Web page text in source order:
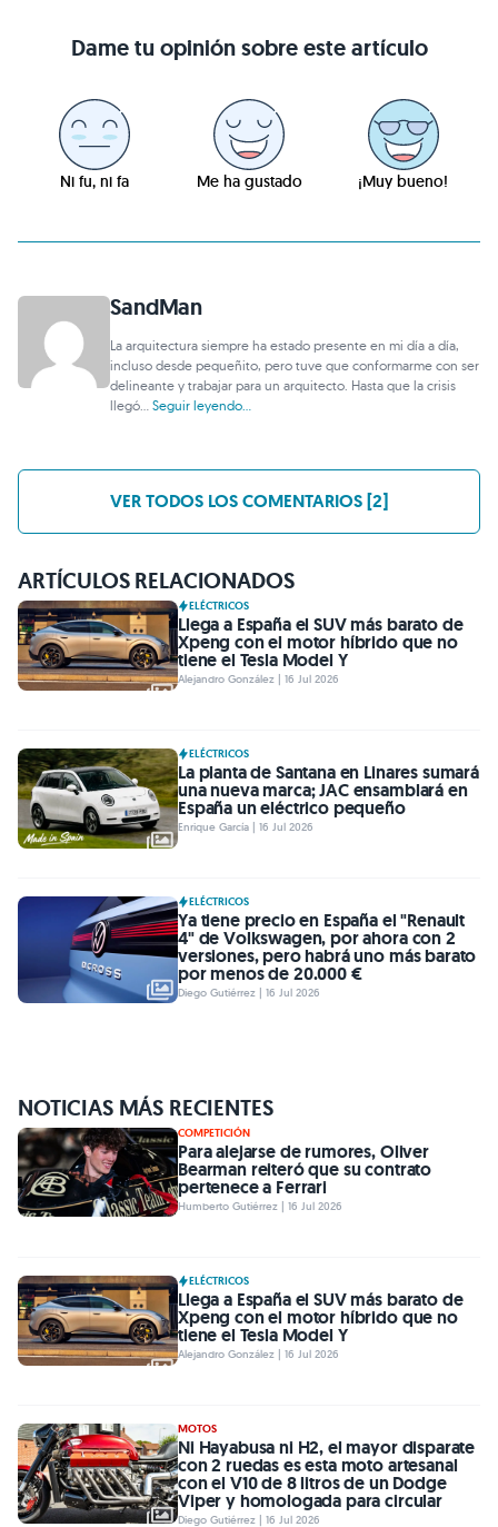
Dame tu opinión sobre este artículo
Ni fu, ni fa Me ha gustado ¡Muy bueno!
SandMan
La arquitectura siempre ha estado presente en mi día a día,
incluso desde pequeñito, pero tuve que conformarme con ser
delineante y trabajar para un arquitecto. Hasta que la crisis
llegó...Seguir leyendo...
VER TODOS LOS COMENTARIOS [2]
ARTÍCULOS RELACIONADOS
ELÉCTRICOS
Llega a España el SUV más barato de
Xpeng con el motor híbrido que no
tiene el Tesla Model Y
Alejandro González | 16 Jul 2026
ELÉCTRICOS
La planta de Santana en Linares sumará
una nueva marca; JAC ensamblará en
España un eléctrico pequeño
Enrique García | 16 Jul 2026
ELÉCTRICOS
Ya tiene precio en España el "Renault
4" de Volkswagen, por ahora con 2
versiones, pero habrá uno más barato
por menos de 20.000 €
Diego Gutiérrez | 16 Jul 2026
NOTICIAS MÁS RECIENTES
COMPETICIÓN
Para alejarse de rumores, Oliver
Bearman reiteró que su contrato
pertenece a Ferrari
Humberto Gutiérrez | 16 Jul 2026
ELÉCTRICOS
Llega a España el SUV más barato de
Xpeng con el motor híbrido que no
tiene el Tesla Model Y
Alejandro González | 16 Jul 2026
MOTOS
Ni Hayabusa ni H2, el mayor disparate
con 2 ruedas es esta moto artesanal
con el V10 de 8 litros de un Dodge
Viper y homologada para circular
Diego Gutiérrez | 16 Jul 2026